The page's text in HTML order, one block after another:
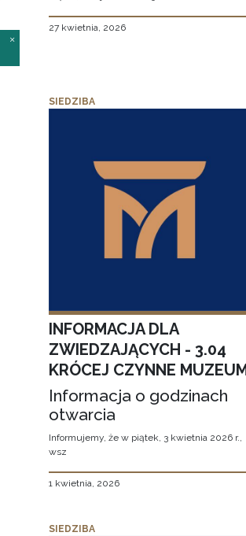
27 kwietnia, 2026
SIEDZIBA
INFORMACJA DLA
ZWIEDZAJĄCYCH - 3.04
KRÓCEJ CZYNNE
Informacja o godzinach
otwarcia
Informujemy, że w piątek, 3 kwietnia 2026 r.,
wsz
1 kwietnia, 2026
SIEDZIBA